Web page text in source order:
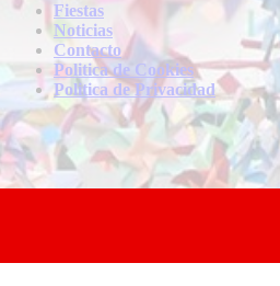
Fiestas
Noticias
Contacto
Politica de Cookies
Politica de Privacidad